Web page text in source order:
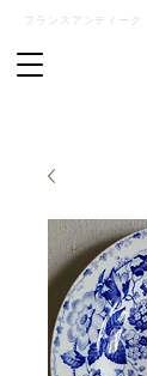
フランスアンティー